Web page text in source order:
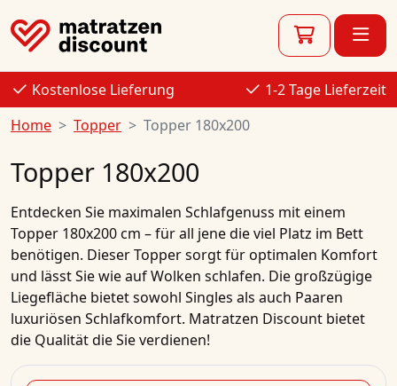
Kostenlose Lieferung
1-2 Tage Lieferzeit
Home
Topper Topper 180x200
Topper 180x200
Entdecken Sie maximalen Schlafgenuss mit einem
Topper 180x200 cm – für all jene die viel Platz im Bett
benötigen. Dieser Topper sorgt für optimalen Komfort
und lässt Sie wie auf Wolken schlafen. Die großzügige
Liegefläche bietet sowohl Singles als auch Paaren
luxuriösen Schlafkomfort. Matratzen Discount bietet
die Qualität die Sie verdienen!